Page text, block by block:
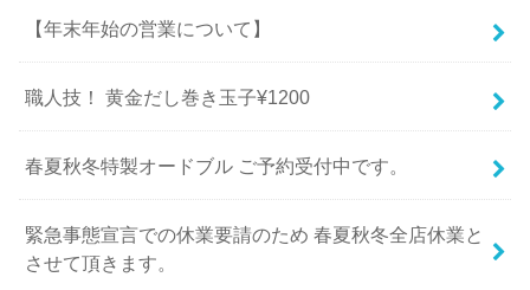
【年末年始の営業について】
職人技！ 黄金だし巻き玉子¥1200
春夏秋冬特製オードブル ご予約受付中です。
緊急事態宣言での休業要請のため 春夏秋冬全店休業と
させて頂きます。